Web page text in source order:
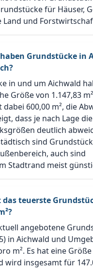
für Häuser,
und
Grundstücke in
in und um Aichwald
Größe von 1.147,83
600,00 m², die
dass je nach Lage
deutlich
sind
auch sind
Stadtrand meist
das teuerste
angebotene
in Aichwald und
m². Es hat eine
wird insgesamt für